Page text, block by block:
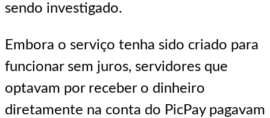
sendo investigado.
Embora o serviço tenha sido criado para
funcionar sem juros, servidores que
optavam por receber o dinheiro
diretamente na conta do PicPay pagavam